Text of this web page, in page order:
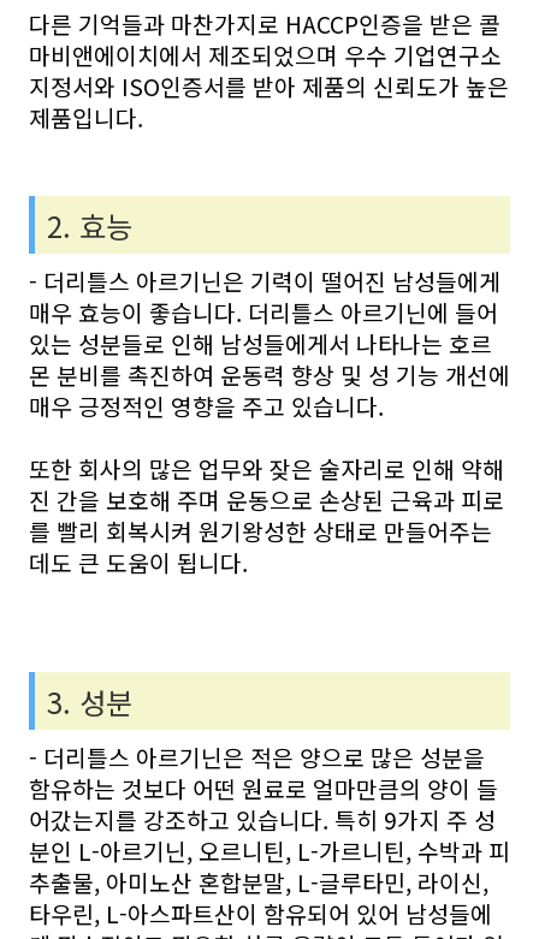
다른 기억들과 마찬가지로 HACCP인증을 받은 콜
마비앤에이치에서 제조되었으며 우수 기업연구소
지정서와 ISO인증서를 받아 제품의 신뢰도가 높은
제품입니다.
2. 효능
- 더리틀스 아르기닌은 기력이 떨어진 남성들에게
매우 효능이 좋습니다. 더리틀스 아르기닌에 들어
있는 성분들로 인해 남성들에게서 나타나는 호르
몬 분비를 촉진하여 운동력 향상 및 성 기능 개선에
매우 긍정적인 영향을 주고 있습니다.
또한 회사의 많은 업무와 잦은 술자리로 인해 약해
진 간을 보호해 주며 운동으로 손상된 근육과 피로
를 빨리 회복시켜 원기왕성한 상태로 만들어주는
데도 큰 도움이 됩니다.
3. 성분
- 더리틀스 아르기닌은 적은 양으로 많은 성분을
함유하는 것보다 어떤 원료로 얼마만큼의 양이 들
어갔는지를 강조하고 있습니다. 특히 9가지 주 성
분인 L-아르기닌, 오르니틴, L-가르니틴, 수박과 피
추출물, 아미노산 혼합분말, L-글루타민, 라이신,
타우린, L-아스파트산이 함유되어 있어 남성들에